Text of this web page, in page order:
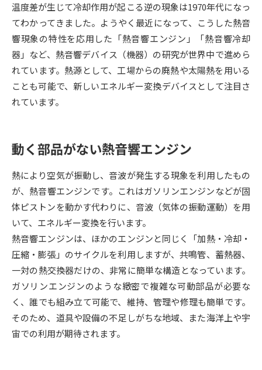
大学で学べる内容や特徴を調べる
新増設大学・学部・学科特集
国際・グローバルに強い大学特
データサイエンス特集 奨学金・特待生制度特集
デジタルパンフレット
（高3生用）
（高2生用）
SELFBRAND特集ページ
オープンキャンパスなどを調べる
オープンキャンパス検索 実施プログラムから探す
来場型・Web型イベント特集 夢ナビライブ
受験準備 資料検索
温度差が生じて冷却作用が起こる逆の現象は1970年代になっ
てわかってきました。ようやく最近になって、こうした熱音
響現象の特性を応用した「熱音響エンジン」「熱音響冷却
器」など、熱音響デバイス（機器）の研究が世界中で進めら
れています。熱源として、工場からの廃熱や太陽熱を用いる
ことも可能で、新しいエネルギー変換デバイスとして注目さ
れています。
動く部品がない熱音響エンジン
熱により空気が振動し、音波が発生する現象を利用したもの
が、熱音響エンジンです。これはガソリンエンジンなどが固
体ピストンを動かす代わりに、音波（気体の振動運動）を用
いて、エネルギー変換を行います。
熱音響エンジンは、ほかのエンジンと同じく「加熱・冷却・
圧縮・膨張」のサイクルを利用しますが、共鳴管、蓄熱器、
一対の熱交換器だけの、非常に簡単な構造となっています。
ガソリンエンジンのような緻密で複雑な可動部品が必要な
く、誰でも組み立て可能で、維持、管理や修理も簡単です。
そのため、道具や設備の不足しがちな地域、また海洋上や宇
宙での利用が期待されます。